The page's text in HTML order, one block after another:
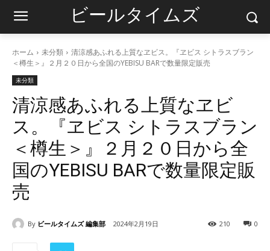
ビールタイムズ
ホーム 未分類
清涼感あふれる上質なヱビス。『ヱビス シトラスブラン
＜樽生＞』２月２０日から全国のYEBISU BARで数量限定販売
未分類
清涼感あふれる上質なヱビ
ス。『ヱビス シトラスブラン
＜樽生＞』２月２０日から全
国のYEBISU BARで数量限定販
売
By ビールタイムズ 編集部 2024年2月19日 0
210